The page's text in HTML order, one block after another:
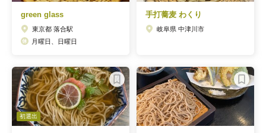
green glass
東京都 落合駅
月曜日、日曜日
手打蕎麦 わくり
岐阜県 中津川市
初選出